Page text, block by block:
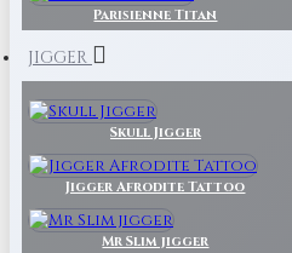
Parisienne Titan
JIGGER
Skull Jigger
Jigger Afrodite Tattoo
Mr Slim jigger